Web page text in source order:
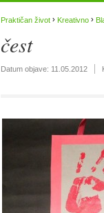
Praktičan život › Kreativno ›
čest
Datum objave: 11.05.2012